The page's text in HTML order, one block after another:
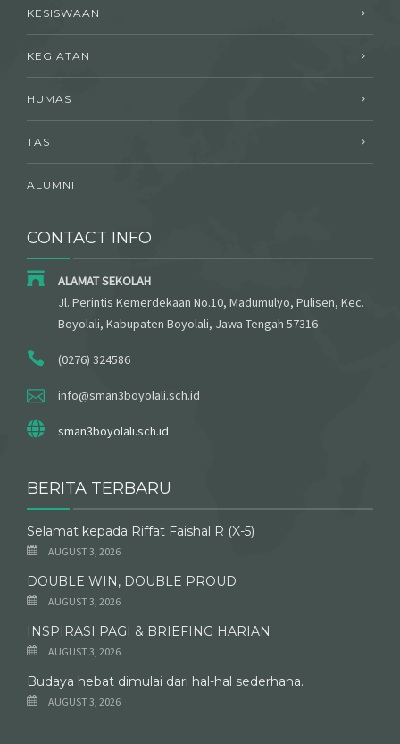
KESISWAAN
KEGIATAN
HUMAS
TAS
ALUMNI
CONTACT INFO
ALAMAT SEKOLAH
Jl. Perintis Kemerdekaan No.10, Madumulyo, Pulisen, Kec.
Boyolali, Kabupaten Boyolali, Jawa Tengah 57316
(0276) 324586
info@sman3boyolali.sch.id
sman3boyolali.sch.id
BERITA TERBARU
Selamat kepada Riffat Faishal R (X-5)
AUGUST 3, 2026
DOUBLE WIN, DOUBLE PROUD
AUGUST 3, 2026
INSPIRASI PAGI & BRIEFING HARIAN
AUGUST 3, 2026
Budaya hebat dimulai dari hal-hal sederhana.
AUGUST 3, 2026